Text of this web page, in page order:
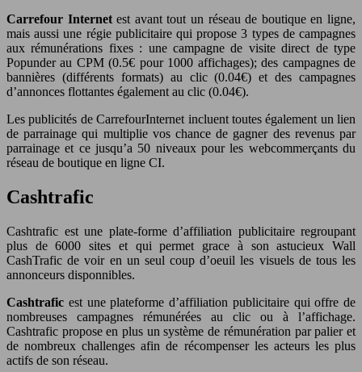
Carrefour Internetest avant tout un réseau de boutique en ligne,
mais aussi une régie publicitaire qui propose 3 types de campagnes
aux rémunérations fixes : une campagne de visite direct de type
Popunder au CPM (0.5€ pour 1000 affichages); des campagnes de
bannières (différents formats) au clic (0.04€) et des campagnes
d’annonces flottantes également au clic (0.04€).
Les publicités de CarrefourInternet incluent toutes également un lien
de parrainage qui multiplie vos chance de gagner des revenus par
parrainage et ce jusqu’a 50 niveaux pour les webcommerçants du
réseau de boutique en ligne CI.
Cashtrafic
Cashtrafic est une plate-forme d’affiliation publicitaire regroupant
plus de 6000 sites et qui permet grace à son astucieux Wall
CashTrafic de voir en un seul coup d’oeuil les visuels de tous les
annonceurs disponnibles.
Cashtrafic est une plateforme d’affiliation publicitaire qui offre de
nombreuses campagnes rémunérées au clic ou à l’affichage.
Cashtrafic propose en plus un système de rémunération par palier et
de nombreux challenges afin de récompenser les acteurs les plus
actifs de son réseau.